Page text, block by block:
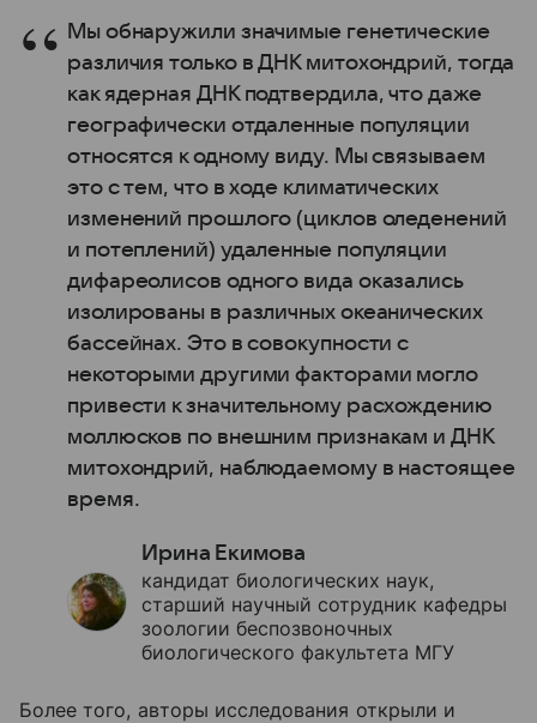
Мы обнаружили значимые генетические
различия только в ДНК митохондрий, тогда
как ядерная ДНК подтвердила, что даже
географически отдаленные популяции
относятся к одному виду. Мы связываем
это с тем, что в ходе климатических
изменений прошлого (циклов оледенений
и потеплений) удаленные популяции
дифареолисов одного вида оказались
изолированы в различных океанических
бассейнах. Это в совокупности с
некоторыми другими факторами могло
привести к значительному расхождению
моллюсков по внешним признакам и ДНК
митохондрий, наблюдаемому в настоящее
время.
Ирина Екимова
кандидат биологических наук,
старший научный сотрудник кафедры
зоологии беспозвоночных
биологического факультета МГУ
Более того, авторы исследования открыли и